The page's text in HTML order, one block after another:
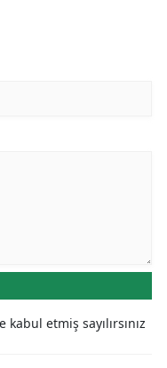
kabul etmiş sayılırsınız